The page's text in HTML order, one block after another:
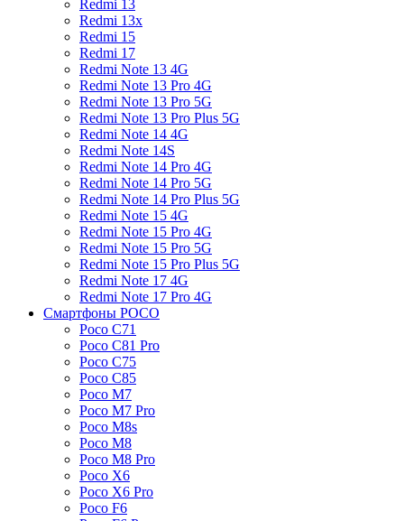
Redmi 13
Redmi 13x
Redmi 15
Redmi 17
Redmi Note 13 4G
Redmi Note 13 Pro 4G
Redmi Note 13 Pro 5G
Redmi Note 13 Pro Plus 5G
Redmi Note 14 4G
Redmi Note 14S
Redmi Note 14 Pro 4G
Redmi Note 14 Pro 5G
Redmi Note 14 Pro Plus 5G
Redmi Note 15 4G
Redmi Note 15 Pro 4G
Redmi Note 15 Pro 5G
Redmi Note 15 Pro Plus 5G
Redmi Note 17 4G
Redmi Note 17 Pro 4G
Смартфоны POCO
Poco C71
Poco C81 Pro
Poco C75
Poco C85
Poco M7
Poco M7 Pro
Poco M8s
Poco M8
Poco M8 Pro
Poco X6
Poco X6 Pro
Poco F6